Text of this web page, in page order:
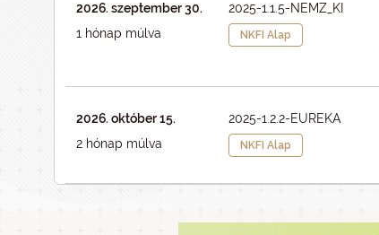
2026. szeptember 30.
1 hónap múlva
2025-1.1.5-NEMZ_KI
NKFI Alap
2026. október 15.
2 hónap múlva
2025-1.2.2-EUREKA
NKFI Alap